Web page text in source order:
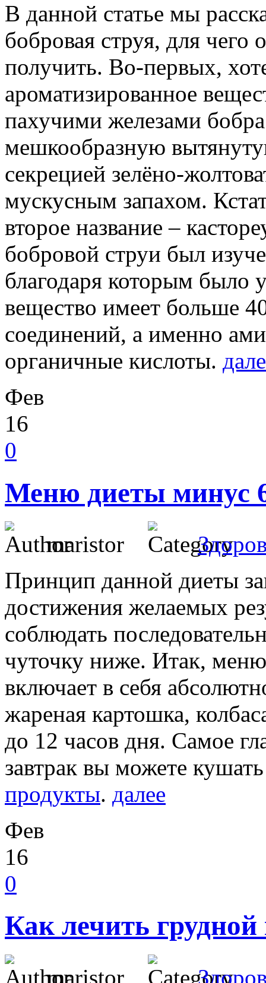
В данной статье мы
бобровая струя, для
получить. Во-первых,
ароматизированное
пахучими железами
мешкообразную
секрецией зелёно-
мускусным запахом.
второе название –
бобровой струи был
благодаря которым было
вещество имеет больше
соединений, а именно
органичные кислоты.
Фев
16
0
Меню диеты минус
maristor
Принцип данной диеты
достижения желаемых
соблюдать
чуточку ниже. Итак,
включает в себя
жареная картошка,
до 12 часов дня. Самое
завтрак вы можете
продукты. далее
Фев
16
0
Как лечить
maristor